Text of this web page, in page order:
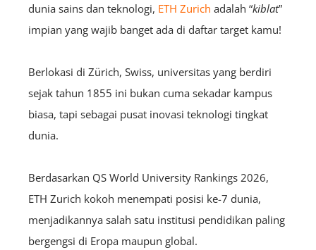
dunia sains dan teknologi, ETH Zurich adalah “kiblat”
impian yang wajib banget ada di daftar target kamu!
Berlokasi di Zürich, Swiss, universitas yang berdiri
sejak tahun 1855 ini bukan cuma sekadar kampus
biasa, tapi sebagai pusat inovasi teknologi tingkat
dunia.
Berdasarkan QS World University Rankings 2026,
ETH Zurich kokoh menempati posisi ke-7 dunia,
menjadikannya salah satu institusi pendidikan paling
bergengsi di Eropa maupun global.